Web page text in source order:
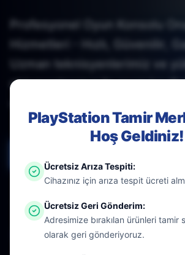
PlayStation Tamir
Hoş Geldiniz!
Ücretsiz Arıza Tespiti:
Cihazınız için arıza tespit ücreti
Ücretsiz Geri Gönderim:
Adresimize bırakılan ürünleri tamir
olarak geri gönderiyoruz.
Profesyonel Oyun Konsolu
Hizmetleri - Hızlı, Güvenilir,
Uzman teknisyenlerimiz ve
ekipmanlarımız ile oyun
Garantili Hizmet